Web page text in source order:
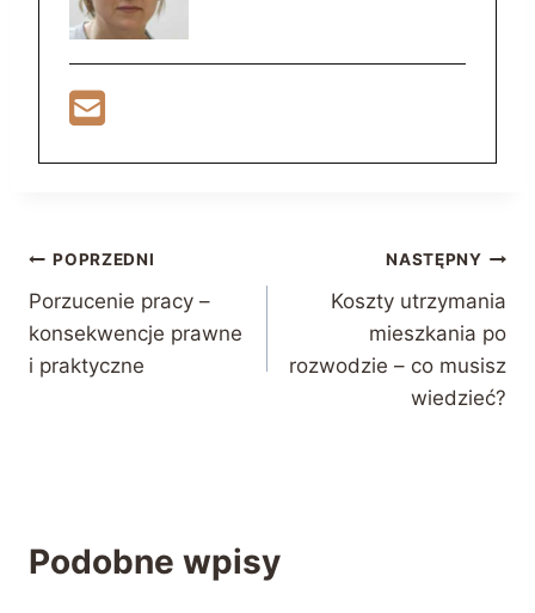
Nawigacja
wpisu
POPRZEDNI
Porzucenie pracy –
konsekwencje prawne
i praktyczne
NASTĘPNY
Koszty utrzymania
mieszkania po
rozwodzie – co musisz
wiedzieć?
Podobne wpisy